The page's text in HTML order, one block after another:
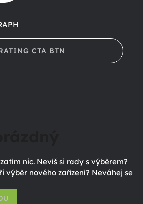
CTA BTN
nic. Nevíš si rady s výběrem?
výběr nového zařízení? Neváhej se